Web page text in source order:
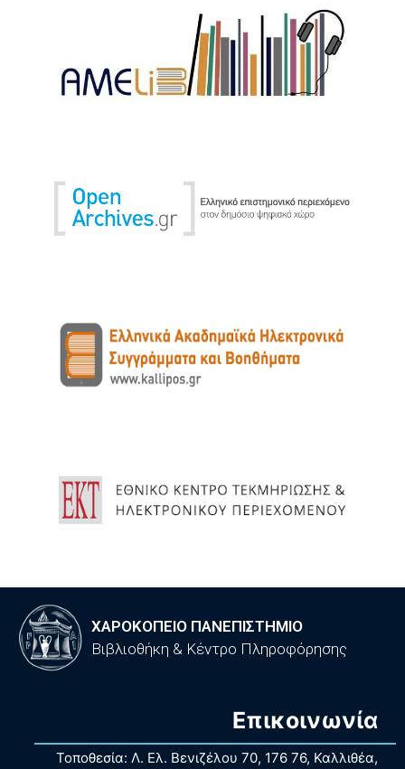
ΧΑΡΟΚΟΠΕΙΟ ΠΑΝΕΠΙΣΤΗΜΙΟ
Βιβλιοθήκη & Κέντρο Πληροφόρησης
Επικοινωνία
Τοποθεσία: Λ. Ελ. Βενιζέλου 70, 176 76, Καλλιθέα,